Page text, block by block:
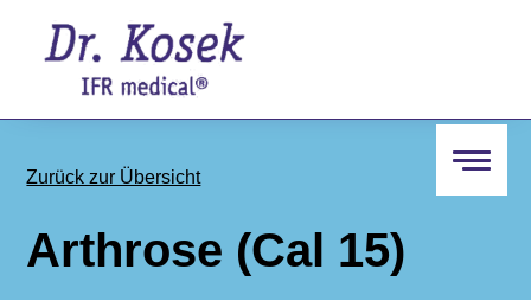
Zurück zur Übersicht
Arthrose (Cal 15)